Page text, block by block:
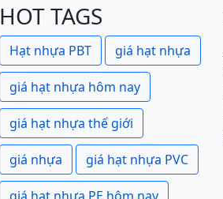
HOT TAGS
Hạt nhựa PBT giá hạt nhựa
giá hạt nhựa hôm nay
giá hạt nhựa thế giới
giá nhựa giá hạt nhựa PVC